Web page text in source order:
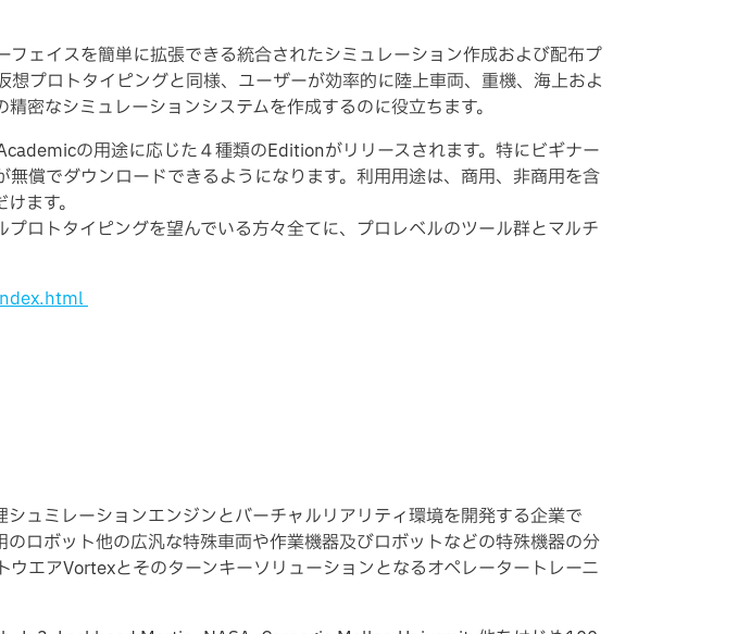
ェイスを簡単に拡張できる統合されたシミュレーション作成および配布プ
プロトタイピングと同様、ユーザーが効率的に陸上車両、重機、海上およ
密なシミュレーションシステムを作成するのに役立ちます。
の用途に応じた４種類のEditionがリリースされます。特にビギナー
償でダウンロードできるようになります。利用用途は、商用、非商用を含
ます。
ロトタイピングを望んでいる方々全てに、プロレベルのツール群とマルチ
ュミレーションエンジンとバーチャルリアリティ環境を開発する企業で
ロボット他の広汎な特殊車両や作業機器及びロボットなどの特殊機器の分
エアVortexとそのターンキーソリューションとなるオペレータートレーニ